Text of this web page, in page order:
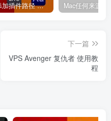
宿主添加插件路径 插件路径设置 VSTPlugins路径
下一篇
VPS Avenger 复仇者 使用教
程